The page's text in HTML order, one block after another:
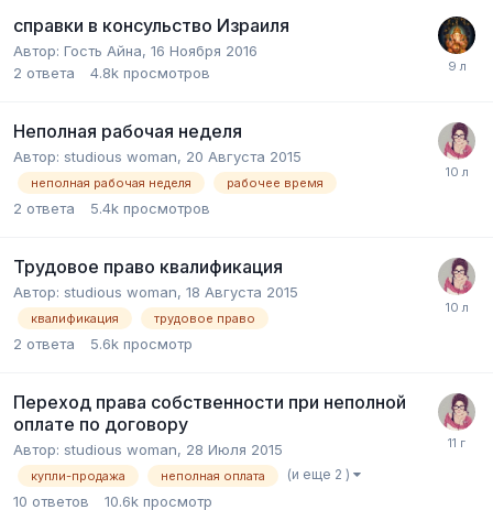
справки в консульство Израиля
Автор: Гость Айна, 16 Ноября 2016
2 ответа 4.8k просмотров
Неполная рабочая неделя
Автор: studious woman, 20 Августа 2015
неполная рабочая неделя рабочее время
2 ответа 5.4k просмотров
Трудовое право квалификация
Автор: studious woman, 18 Августа 2015
квалификация трудовое право
2 ответа 5.6k просмотр
Переход права собственности при неполной
оплате по договору
Автор: studious woman, 28 Июля 2015
купли-продажа неполная оплата (и еще 2 )
10 ответов 10.6k просмотр